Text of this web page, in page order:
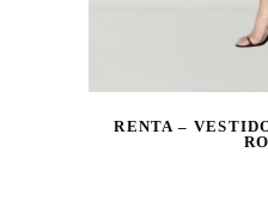
RENTA –